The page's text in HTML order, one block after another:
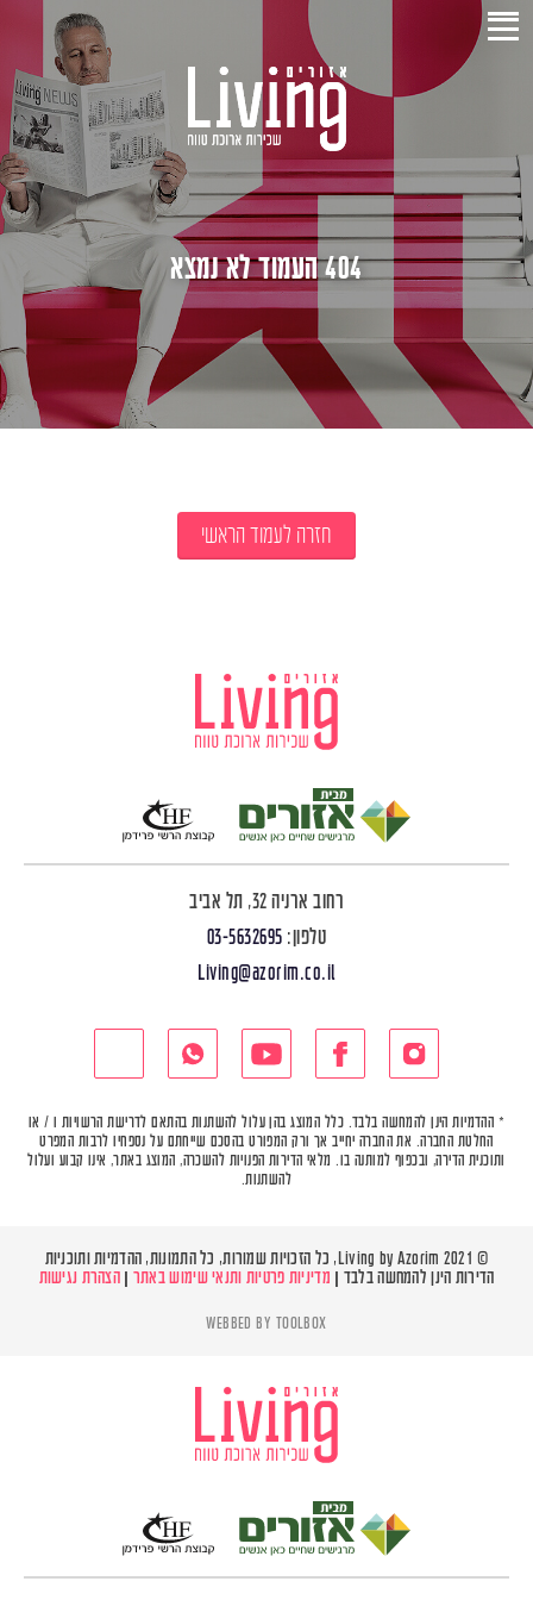
404 העמוד לא נמצא
חזרה לעמוד הראשי
רחוב ארניה 32, תל אביב
טלפון: 03-5632695
Living@azorim.co.il
* ההדמיות הינן להמחשה בלבד. כלל המוצג בהן עלול להשתנות בהתאם לדרישת הרשויות ו / או
החלטת החברה. את החברה יחייב אך ורק המפורט בהסכם שייחתם על נספחיו לרבות המפרט
ותוכנית הדירה, ובכפוף למותנה בו. מלאי הדירות הפנויות להשכרה, המוצג באתר, אינו קבוע ועלול
להשתנות.
© Living by Azorim 2021, כל הזכויות שמורות, כל התמונות, ההדמיות ותוכניות
הדירות הינן להמחשה בלבד |
מדיניות פרטיות ותנאי שימוש באתר הצהרת נגישות
WEBBED BY TOOLBOX